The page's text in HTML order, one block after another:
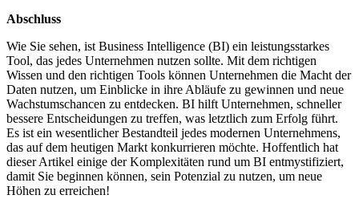
Abschluss
Wie Sie sehen, ist Business Intelligence (BI) ein leistungsstarkes
Tool, das jedes Unternehmen nutzen sollte. Mit dem richtigen
Wissen und den richtigen Tools können Unternehmen die Macht der
Daten nutzen, um Einblicke in ihre Abläufe zu gewinnen und neue
Wachstumschancen zu entdecken. BI hilft Unternehmen, schneller
bessere Entscheidungen zu treffen, was letztlich zum Erfolg führt.
Es ist ein wesentlicher Bestandteil jedes modernen Unternehmens,
das auf dem heutigen Markt konkurrieren möchte. Hoffentlich hat
dieser Artikel einige der Komplexitäten rund um BI entmystifiziert,
damit Sie beginnen können, sein Potenzial zu nutzen, um neue
Höhen zu erreichen!